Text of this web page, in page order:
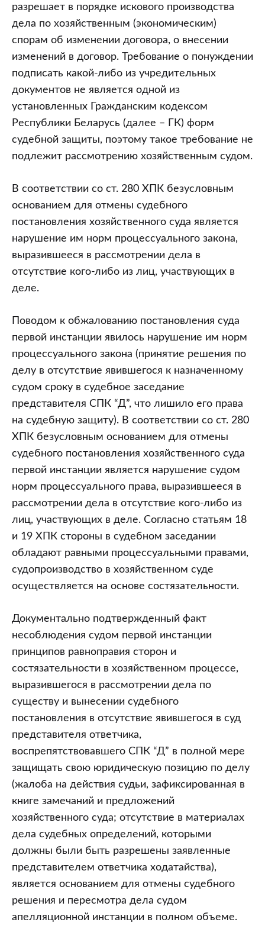
разрешает в порядке искового производства
дела по хозяйственным (экономическим)
спорам об изменении договора, о внесении
изменений в договор. Требование о понуждении
подписать какой-либо из учредительных
документов не является одной из
установленных Гражданским кодексом
Республики Беларусь (далее – ГК) форм
судебной защиты, поэтому такое требование не
подлежит рассмотрению хозяйственным судом.
В соответствии со ст. 280 ХПК безусловным
основанием для отмены судебного
постановления хозяйственного суда является
нарушение им норм процессуального закона,
выразившееся в рассмотрении дела в
отсутствие кого-либо из лиц, участвующих в
деле.
Поводом к обжалованию постановления суда
первой инстанции явилось нарушение им норм
процессуального закона (принятие решения по
делу в отсутствие явившегося к назначенному
судом сроку в судебное заседание
представителя СПК “Д”, что лишило его права
на судебную защиту). В соответствии со ст. 280
ХПК безусловным основанием для отмены
судебного постановления хозяйственного суда
первой инстанции является нарушение судом
норм процессуального права, выразившееся в
рассмотрении дела в отсутствие кого-либо из
лиц, участвующих в деле. Согласно статьям 18
и 19 ХПК стороны в судебном заседании
обладают равными процессуальными правами,
судопроизводство в хозяйственном суде
осуществляется на основе состязательности.
Документально подтвержденный факт
несоблюдения судом первой инстанции
принципов равноправия сторон и
состязательности в хозяйственном процессе,
выразившегося в рассмотрении дела по
существу и вынесении судебного
постановления в отсутствие явившегося в суд
представителя ответчика,
воспрепятствовавшего СПК “Д” в полной мере
защищать свою юридическую позицию по делу
(жалоба на действия судьи, зафиксированная в
книге замечаний и предложений
хозяйственного суда; отсутствие в материалах
дела судебных определений, которыми
должны были быть разрешены заявленные
представителем ответчика ходатайства),
является основанием для отмены судебного
решения и пересмотра дела судом
апелляционной инстанции в полном объеме.